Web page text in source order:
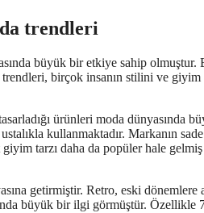
trendleri
büyük bir etkiye sahip olmuştur.
birçok insanın stilini ve giyim
ürünleri moda dünyasında
kullanmaktadır. Markanın
tarzı daha da popüler hale
getirmiştir. Retro, eski
büyük bir ilgi görmüştür. Özellikle